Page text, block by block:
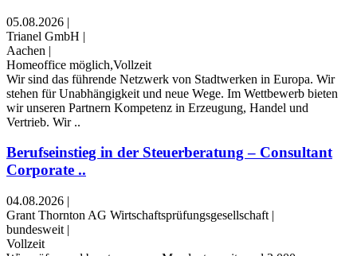
05.08.2026 |
Trianel GmbH |
Aachen |
Homeoffice möglich,Vollzeit
Wir sind das führende Netzwerk von Stadt­werken in Europa. Wir
stehen für Unab­hängig­keit und neue Wege. Im Wett­bewerb bieten
wir unseren Partnern Kompetenz in Erzeugung, Handel und
Vertrieb. Wir ..
Berufseinstieg in der Steuerberatung – Consultant
Corporate ..
04.08.2026 |
Grant Thornton AG Wirtschaftsprüfungsgesellschaft |
bundesweit |
Vollzeit